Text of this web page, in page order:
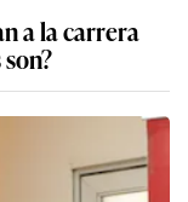
a la carrera